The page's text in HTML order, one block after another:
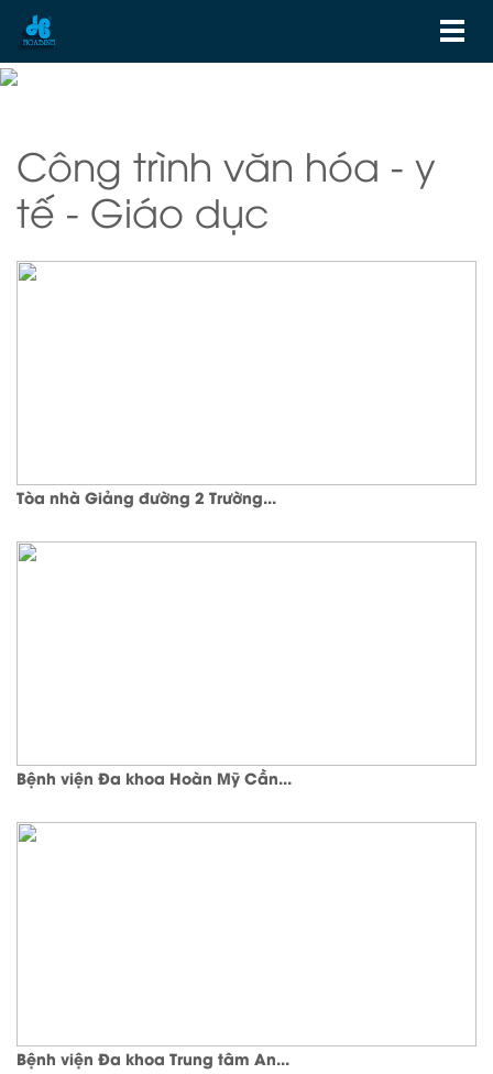
Công trình văn hóa - y
tế - Giáo dục
Tòa nhà Giảng đường 2 Trường...
Bệnh viện Đa khoa Hoàn Mỹ Cần...
Bệnh viện Đa khoa Trung tâm An...